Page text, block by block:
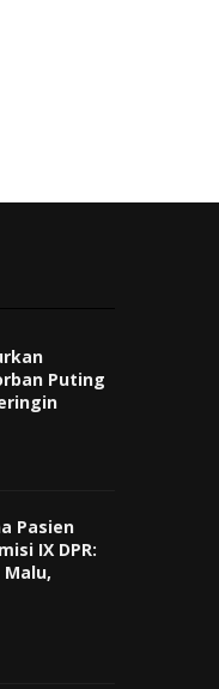
Puting
Pasien
IX DPR: